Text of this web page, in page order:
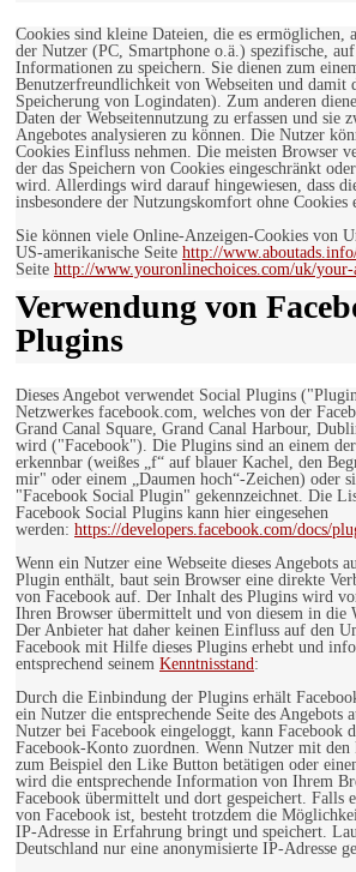
Cookies sind kleine Dateien, die es ermöglichen,
der Nutzer (PC, Smartphone o.ä.) spezifische, auf
Informationen zu speichern. Sie dienen zum
Benutzerfreundlichkeit von Webseiten und damit
Speicherung von Logindaten). Zum anderen
Daten der Webseitennutzung zu erfassen und sie
Angebotes analysieren zu können. Die Nutzer
Cookies Einfluss nehmen. Die meisten Browser
der das Speichern von Cookies eingeschränkt
wird. Allerdings wird darauf hingewiesen, dass
insbesondere der Nutzungskomfort ohne Cookies
Sie können viele Online-Anzeigen-Cookies von
US-amerikanische Seite http://
Seite http://www.youronlinechoices.com/uk/your-
Verwendung von
Plugins
Dieses Angebot verwendet Social Plugins
Netzwerkes facebook.com, welches von der
Grand Canal Square, Grand Canal Harbour,
wird ("Facebook"). Die Plugins sind an einem
erkennbar (weißes „f“ auf blauer Kachel, den
mir" oder einem „Daumen hoch“-Zeichen) oder
"Facebook Social Plugin" gekennzeichnet. Die
Facebook Social Plugins kann hier eingesehen
werden: https://developers.facebook.com/docs/
Wenn ein Nutzer eine Webseite dieses Angebots
Plugin enthält, baut sein Browser eine direkte
von Facebook auf. Der Inhalt des Plugins wird
Ihren Browser übermittelt und von diesem in die
Der Anbieter hat daher keinen Einfluss auf den
Facebook mit Hilfe dieses Plugins erhebt und
entsprechend seinem Kenntnisstand:
Durch die Einbindung der Plugins erhält
ein Nutzer die entsprechende Seite des Angebots
Nutzer bei Facebook eingeloggt, kann Facebook
Facebook-Konto zuordnen. Wenn Nutzer mit den
zum Beispiel den Like Button betätigen oder
wird die entsprechende Information von Ihrem
Facebook übermittelt und dort gespeichert. Falls
von Facebook ist, besteht trotzdem die
IP-Adresse in Erfahrung bringt und speichert.
Deutschland nur eine anonymisierte IP-Adresse